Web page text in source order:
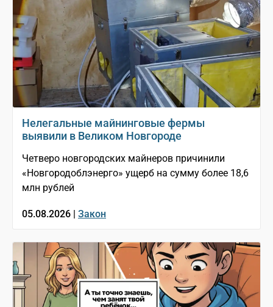
Нелегальные майнинговые фермы
выявили в Великом Новгороде
Четверо новгородских майнеров причинили
«Новгородоблэнерго» ущерб на сумму более 18,6
млн рублей
05.08.2026 | Закон